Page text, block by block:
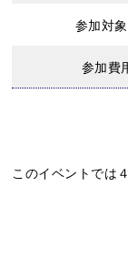
参加対
参加費
このイベントでは